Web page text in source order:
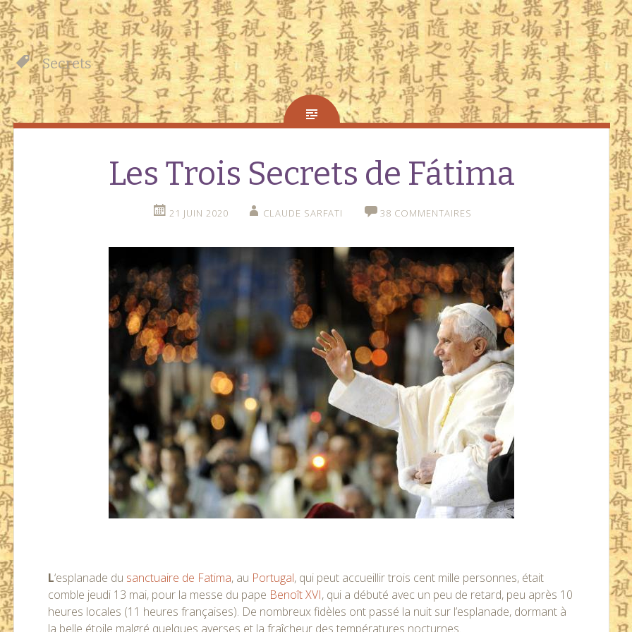
Secrets
Les Trois Secrets de Fátima
21 JUIN 2020 CLAUDE SARFATI 38 COMMENTAIRES
L‘esplanade du sanctuaire de Fatima, au Portugal, qui peut accueillir trois cent mille personnes, était
comble jeudi 13 mai, pour la messe du pape Benoît XVI, qui a débuté avec un peu de retard, peu après 10
heures locales (11 heures françaises). De nombreux fidèles ont passé la nuit sur l’esplanade, dormant à
la belle étoile malgré quelques averses et la fraîcheur des températures nocturnes.